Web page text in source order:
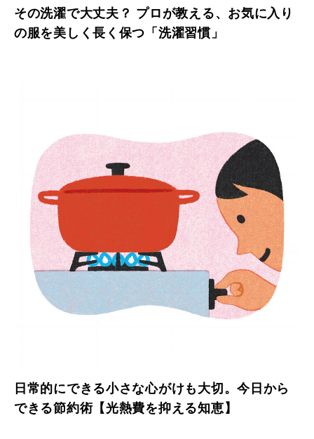
その洗濯で大丈夫？ プロが教える、お気に入り
の服を美しく長く保つ「洗濯習慣」
日常的にできる小さな心がけも大切。今日から
できる節約術【光熱費を抑える知恵】